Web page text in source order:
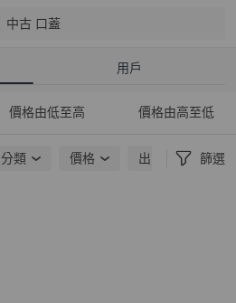
中古 口蓋
用戶
價格由低至高 價格由高至低
分類 價格 出貨地點 篩選